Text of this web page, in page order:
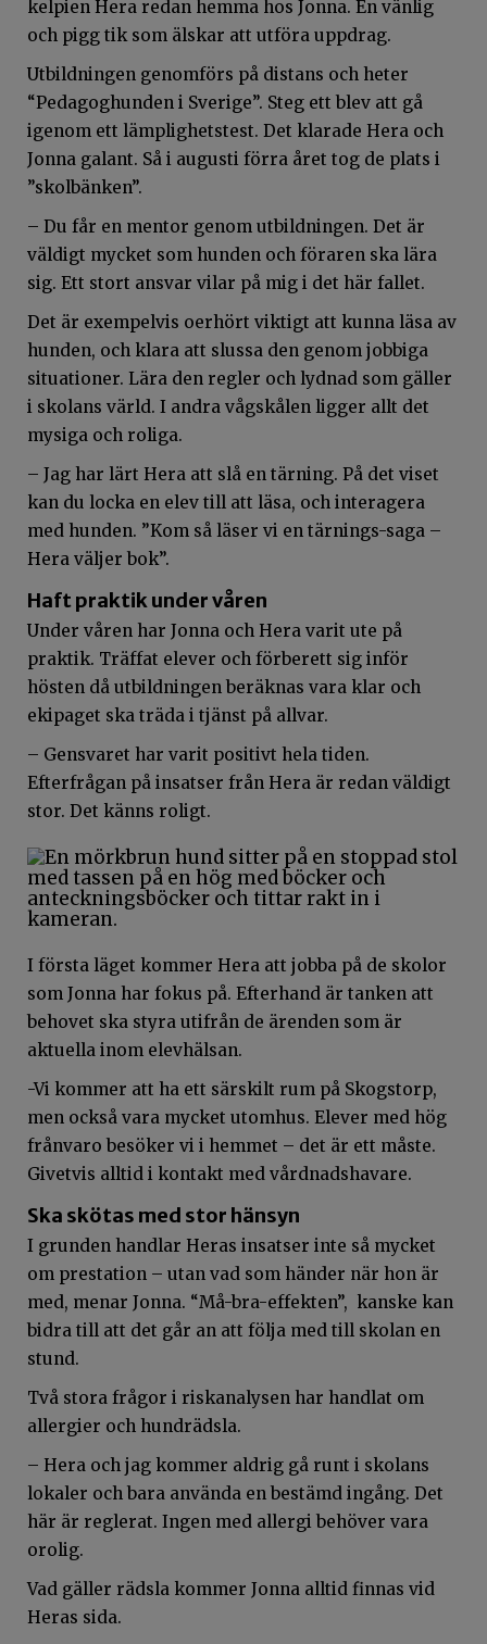
kelpien Hera redan hemma hos Jonna. En vänlig
och pigg tik som älskar att utföra uppdrag.
Utbildningen genomförs på distans och heter
“Pedagoghunden i Sverige”. Steg ett blev att gå
igenom ett lämplighetstest. Det klarade Hera och
Jonna galant. Så i augusti förra året tog de plats i
”skolbänken”.
– Du får en mentor genom utbildningen. Det är
väldigt mycket som hunden och föraren ska lära
sig. Ett stort ansvar vilar på mig i det här fallet.
Det är exempelvis oerhört viktigt att kunna läsa av
hunden, och klara att slussa den genom jobbiga
situationer. Lära den regler och lydnad som gäller
i skolans värld. I andra vågskålen ligger allt det
mysiga och roliga.
– Jag har lärt Hera att slå en tärning. På det viset
kan du locka en elev till att läsa, och interagera
med hunden. ”Kom så läser vi en tärnings-saga –
Hera väljer bok”.
Haft praktik under våren
Under våren har Jonna och Hera varit ute på
praktik. Träffat elever och förberett sig inför
hösten då utbildningen beräknas vara klar och
ekipaget ska träda i tjänst på allvar.
– Gensvaret har varit positivt hela tiden.
Efterfrågan på insatser från Hera är redan väldigt
stor. Det känns roligt.
I första läget kommer Hera att jobba på de skolor
som Jonna har fokus på. Efterhand är tanken att
behovet ska styra utifrån de ärenden som är
aktuella inom elevhälsan.
-Vi kommer att ha ett särskilt rum på Skogstorp,
men också vara mycket utomhus. Elever med hög
frånvaro besöker vi i hemmet – det är ett måste.
Givetvis alltid i kontakt med vårdnadshavare.
Ska skötas med stor hänsyn
I grunden handlar Heras insatser inte så mycket
om prestation – utan vad som händer när hon är
med, menar Jonna. “Må-bra-effekten”, kanske kan
bidra till att det går an att följa med till skolan en
stund.
Två stora frågor i riskanalysen har handlat om
allergier och hundrädsla.
– Hera och jag kommer aldrig gå runt i skolans
lokaler och bara använda en bestämd ingång. Det
här är reglerat. Ingen med allergi behöver vara
orolig.
Vad gäller rädsla kommer Jonna alltid finnas vid
Heras sida.